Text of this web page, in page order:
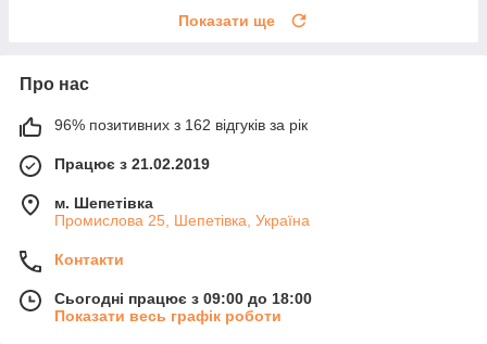
Показати ще
Про нас
96% позитивних з 162 відгуків за рік
Працює з 21.02.2019
м. Шепетівка
Промислова 25, Шепетівка, Україна
Контакти
Сьогодні працює з 09:00 до 18:00
Показати весь графік роботи